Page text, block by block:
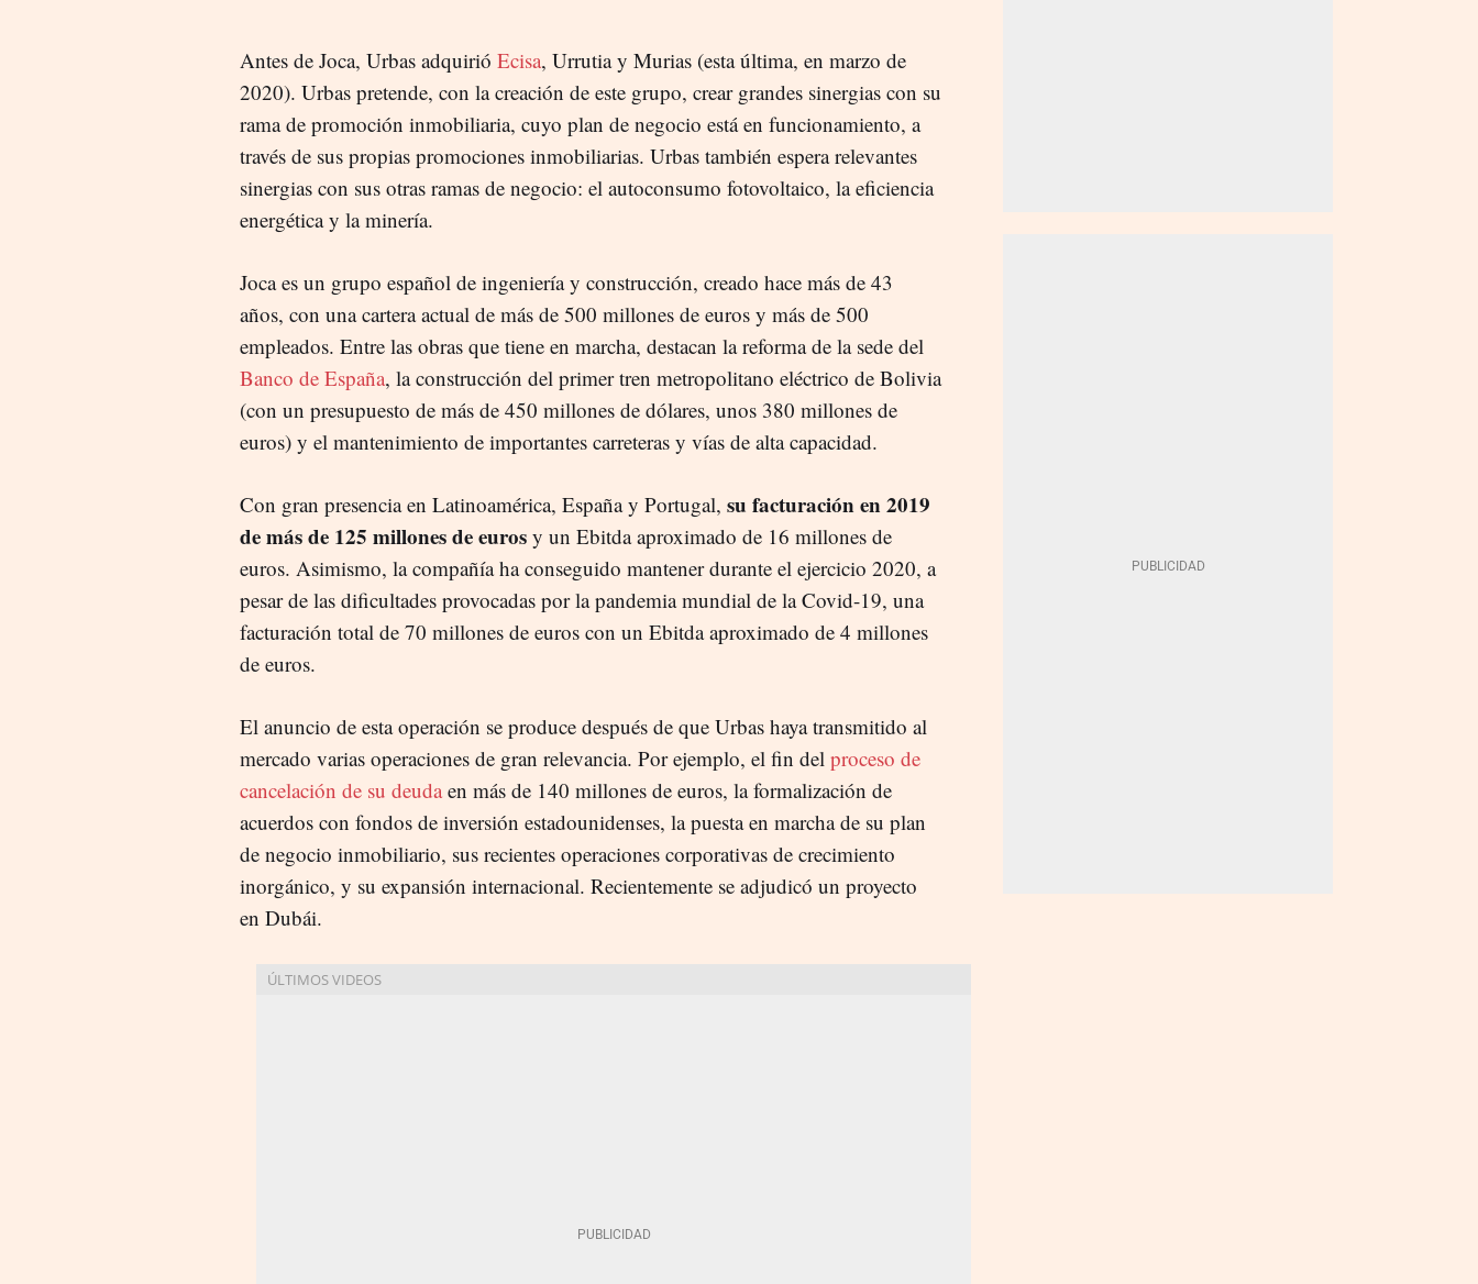
Antes de Joca, Urbas adquirió Ecisa, Urrutia y Murias (esta última, en marzo de
2020). Urbas pretende, con la creación de este grupo, crear grandes sinergias con su
rama de promoción inmobiliaria, cuyo plan de negocio está en funcionamiento, a
través de sus propias promociones inmobiliarias. Urbas también espera relevantes
sinergias con sus otras ramas de negocio: el autoconsumo fotovoltaico, la eficiencia
energética y la minería.
Joca es un grupo español de ingeniería y construcción, creado hace más de 43
años, con una cartera actual de más de 500 millones de euros y más de 500
empleados. Entre las obras que tiene en marcha, destacan la reforma de la sede del
Banco de España, la construcción del primer tren metropolitano eléctrico de Bolivia
(con un presupuesto de más de 450 millones de dólares, unos 380 millones de
euros) y el mantenimiento de importantes carreteras y vías de alta capacidad.
Con gran presencia en Latinoamérica, España y Portugal, su facturación en2019
de más de 125 millones de euros y un Ebitdaaproximado de 16 millones de
euros. Asimismo, la compañía ha conseguido mantener durante el ejercicio 2020, a
pesar de las dificultades provocadas por la pandemia mundial de laCovid-19, una
facturación total de 70 millones de euros con un Ebitdaaproximado de 4 millones
de euros.
El anuncio de esta operación se produce después de que Urbas haya transmitido al
mercado varias operaciones de gran relevancia. Por ejemplo, el fin del proceso de
cancelación de su deudaen más de 140 millones de euros, la formalización de
acuerdos con fondos de inversión estadounidenses, la puesta en marcha de su plan
de negocio inmobiliario, sus recientes operaciones corporativas de crecimiento
inorgánico, y su expansión internacional. Recientemente se adjudicó un proyecto
en Dubái.